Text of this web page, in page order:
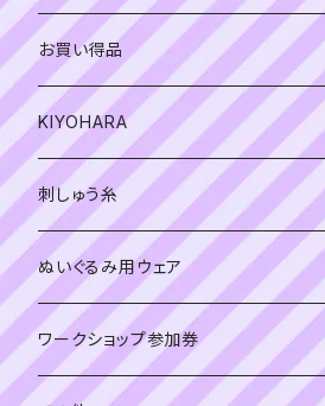
ベージュ・ブラウン系
黒・グレー系
オレンジ系
黄色・クリーム系
ベージュ・ブラウン系
黒・グレー系
オレンジ系
お買い得品
KIYOHARA
刺しゅう糸
COSMO 25番刺しゅう糸
ぬいぐるみ用ウェア
ワークショップ参加券